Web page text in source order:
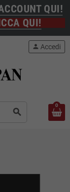
QUI!
QUI!
search
person Accedi
0